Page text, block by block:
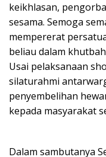
keikhlasan,
sesama. Semoga
mempererat
beliau dalam
Usai pelaksanaan
silaturahmi
penyembelihan
kepada masyarakat
Dalam sambutanya